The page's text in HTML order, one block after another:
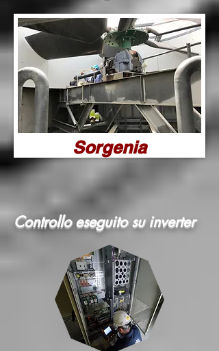
Sorgenia
Controllo eseguito su inverter